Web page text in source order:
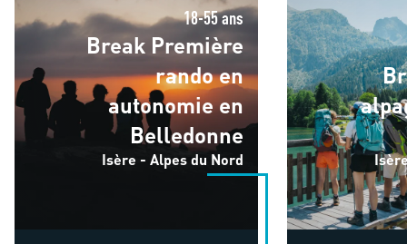
18-55 ans
Break Première
rando en
autonomie en
Belledonne
Isère - Alpes du Nord